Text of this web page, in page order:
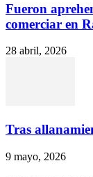
Fueron
comerciar en
28 abril, 2026
Tras
9 mayo, 2026